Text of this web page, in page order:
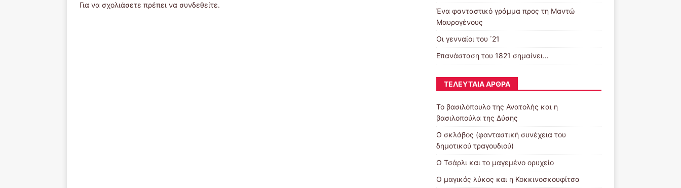
Για να σχολιάσετε πρέπει να συνδεθείτε.
Ένα φανταστικό γράμμα προς τη Μαντώ
Μαυρογένους
Οι γενναίοι του ΄21
Επανάσταση του 1821 σημαίνει…
ΤΕΛΕΥΤΑΊΑ ΆΡΘΡΑ
Το βασιλόπουλο της Ανατολής και η
βασιλοπούλα της Δύσης
Ο σκλάβος (φανταστική συνέχεια του
δημοτικού τραγουδιού)
Ο Τσάρλι και το μαγεμένο ορυχείο
Ο μαγικός λύκος και η Κοκκινοσκουφίτσα